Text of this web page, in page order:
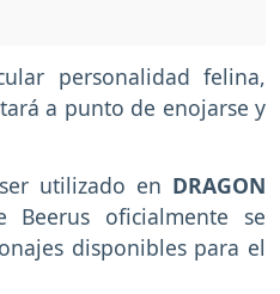
personalidad felina,
a punto de enojarse y
utilizado en DRAGON
Beerus oficialmente se
disponibles para el